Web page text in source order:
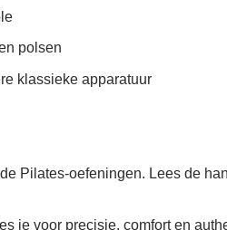
polsen
klassieke apparatuur
Pilates-oefeningen. Lees de
je voor precisie, comfort en